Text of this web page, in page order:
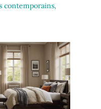
contemporains,